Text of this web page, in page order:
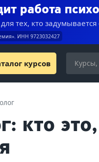
работа
тех, кто
ИНН 9723032427
курсов
кто